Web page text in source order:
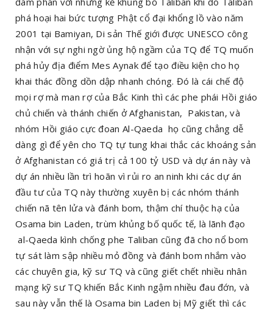
phá hoại hai bức tượng Phật cổ đại khổng lồ vào năm
2001 tại Bamiyan, Di sản Thế giới được UNESCO công
nhận với sự nghi ngờ ủng hộ ngầm của TQ để TQ muốn
phá hủy địa điểm Mes Aynak để tạo điều kiện cho họ
khai thác đồng dồn dập nhanh chóng. Đó là cái chế độ
mọi rợ mà man rợ của Bắc Kinh thì các phe phái Hồi giáo
chủ chiến và thánh chiến ở Afghanistan, Pakistan, và
nhóm Hồi giáo cực đoan Al-Qaeda họ cũng chẳng dễ
dàng gì để yên cho TQ tự tung khai thắc các khoáng sản
ở Afghanistan có giá trị cả 100 tỷ USD và dự án này và
dự án nhiều lần trì hoãn vì rủi ro an ninh khi các dự án
đầu tư của TQ này thường xuyên bị các nhóm thánh
chiến nã tên lửa và đánh bom, thậm chí thuộc hạ của
Osama bin Laden, trùm khủng bố quốc tế, là lãnh đạo
al-Qaeda kình chống phe Taliban cũng đã cho nổ bom
tự sát làm sập nhiều mỏ đồng và đánh bom nhắm vào
các chuyên gia, kỹ sư TQ và cũng giết chết nhiều nhân
mạng kỹ sư TQ khiến Bắc Kinh ngậm nhiều đau đớn, và
sau này vẫn thế là Osama bin Laden bị Mỹ giết thì các